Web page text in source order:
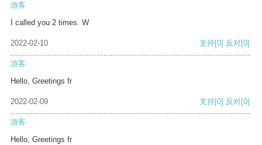
游客
I called you 2 times. W
2022-02-10 支持[0] 反对[0]
游客
Hello, Greetings fr
2022-02-09 支持[0] 反对[0]
游客
Hello, Greetings fr